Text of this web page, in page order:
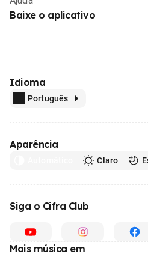
Baixe o aplicativo
Idioma
Português
Aparência
Claro
Siga o Cifra Club
Mais música em